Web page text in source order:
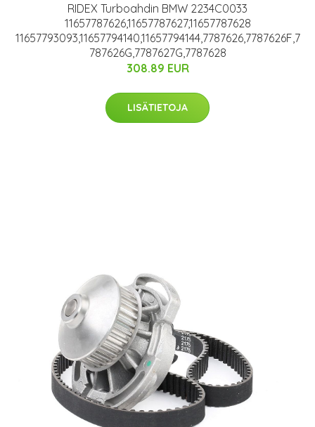
RIDEX Turboahdin BMW 2234C0033
11657787626,11657787627,11657787628
11657793093,11657794140,11657794144,7787626,7787626F,7
787626G,7787627G,7787628
308.89 EUR
LISÄTIETOJA